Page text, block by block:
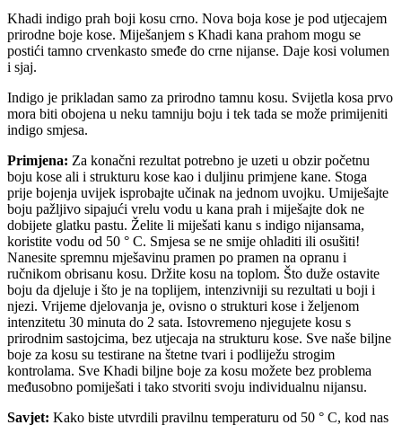
Khadi indigo prah boji kosu crno. Nova boja kose je pod utjecajem
prirodne boje kose. Miješanjem s Khadi kana prahom mogu se
postići tamno crvenkasto smeđe do crne nijanse. Daje kosi volumen
i sjaj.
Indigo je prikladan samo za prirodno tamnu kosu. Svijetla kosa prvo
mora biti obojena u neku tamniju boju i tek tada se može primijeniti
indigo smjesa.
Primjena: Za konačni rezultat potrebno je uzeti u obzir početnu
boju kose ali i strukturu kose kao i duljinu primjene kane. Stoga
prije bojenja uvijek isprobajte učinak na jednom uvojku. Umiješajte
boju pažljivo sipajući vrelu vodu u kana prah i miješajte dok ne
dobijete glatku pastu. Želite li miješati kanu s indigo nijansama,
koristite vodu od 50 ° C. Smjesa se ne smije ohladiti ili osušiti!
Nanesite spremnu mješavinu pramen po pramen na opranu i
ručnikom obrisanu kosu. Držite kosu na toplom. Što duže ostavite
boju da djeluje i što je na toplijem, intenzivniji su rezultati u boji i
njezi. Vrijeme djelovanja je, ovisno o strukturi kose i željenom
intenzitetu 30 minuta do 2 sata. Istovremeno njegujete kosu s
prirodnim sastojcima, bez utjecaja na strukturu kose. Sve naše biljne
boje za kosu su testirane na štetne tvari i podliježu strogim
kontrolama. Sve Khadi biljne boje za kosu možete bez problema
međusobno pomiješati i tako stvoriti svoju individualnu nijansu.
Savjet: Kako biste utvrdili pravilnu temperaturu od 50 ° C, kod nas